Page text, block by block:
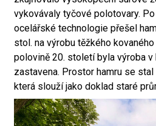
vykovávaly tyčové polotovary.
ocelářské technologie přešel
stol. na výrobu těžkého
polovině 20. století byla výroba v
zastavena. Prostor hamru se
která slouží jako doklad staré